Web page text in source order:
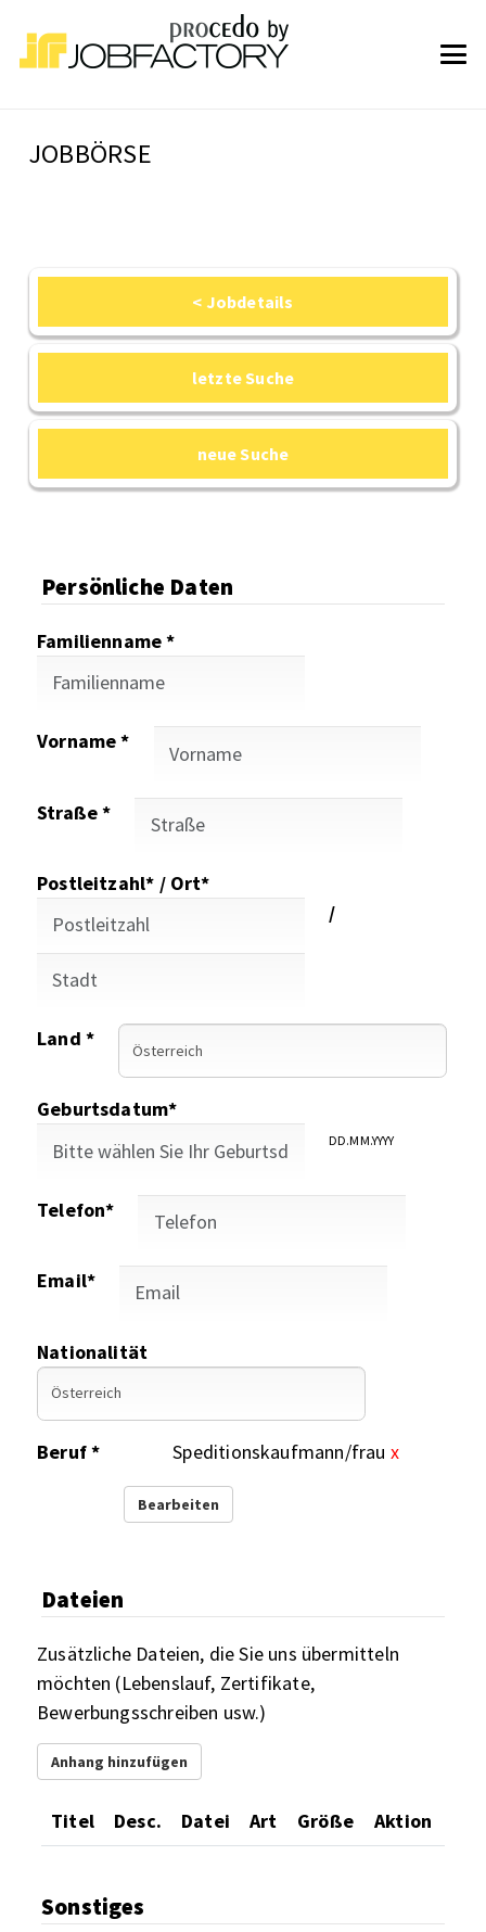
JOBBÖRSE
< Jobdetails
letzte Suche
neue Suche
Persönliche Daten
Familienname *
Vorname *
Straße *
Postleitzahl* / Ort*
/
Land *
Geburtsdatum*
DD.MM.YYYY
Telefon*
Email*
Nationalität
Beruf * Speditionskaufmann/frau x
Bearbeiten
Dateien
Zusätzliche Dateien, die Sie uns übermitteln
möchten (Lebenslauf, Zertifikate,
Bewerbungsschreiben usw.)
Anhang hinzufügen
Titel Desc. Datei Art Größe Aktion
Sonstiges